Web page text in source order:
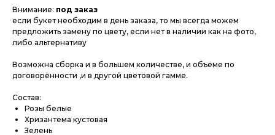
Внимание: под заказ
если букет необходим в день заказа, то мы всегда можем
предложить замену по цвету, если нет в наличии как на фото,
либо альтернативу
Возможна сборка и в большем количестве, и объёме по
договорённости ,и в другой цветовой гамме.
Состав:
Розы белые
Хризантема кустовая
Зелень